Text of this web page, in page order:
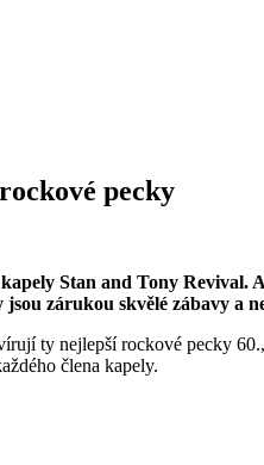
pecky
Stan and Tony
zárukou skvělé zábavy a
ty nejlepší rockové pecky
člena kapely.